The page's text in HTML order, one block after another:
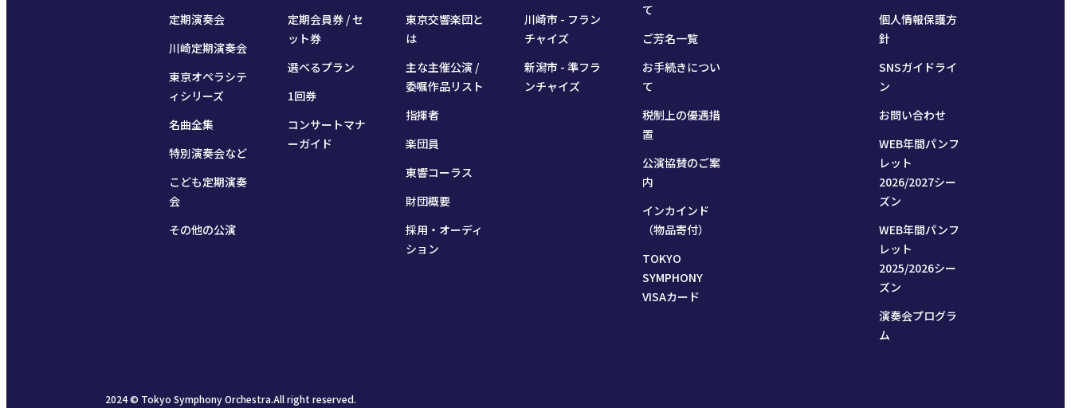
定期演奏会
川崎定期演奏会
東京オペラシテ
ィシリーズ
名曲全集
特別演奏会など
こども定期演奏
会
その他の公演
定期会員券 / セ
ット券
選べるプラン
1回券
コンサートマナ
ーガイド
東京交響楽団と
は
主な主催公演 /
委嘱作品リスト
指揮者
楽団員
東響コーラス
財団概要
採用・オーディ
ション
川崎市 - フラン
チャイズ
新潟市 - 準フラ
ンチャイズ
て
ご芳名一覧
お手続きについ
て
税制上の優遇措
置
公演協賛のご案
内
インカインド
（物品寄付）
TOKYO
SYMPHONY
VISAカード
個人情報保護方
針
SNSガイドライ
ン
お問い合わせ
WEB年間パンフ
レット
2026/2027シー
ズン
WEB年間パンフ
レット
2025/2026シー
ズン
演奏会プログラ
ム
2024 © Tokyo Symphony Orchestra.All right reserved.